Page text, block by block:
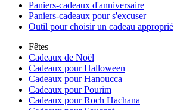
Paniers-cadeaux d'anniversaire
Paniers-cadeaux pour s'excuser
Outil pour choisir un cadeau approprié
Fêtes
Cadeaux de Noël
Cadeaux pour Halloween
Cadeaux pour Hanoucca
Cadeaux pour Pourim
Cadeaux pour Roch Hachana